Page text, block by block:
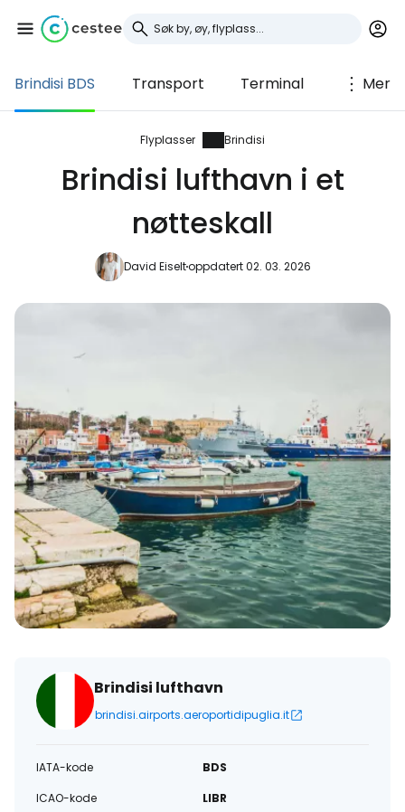
Brindisi BDS Transport Terminal Mer
Flyplasser Brindisi
Brindisi lufthavn i et
nøtteskall
David Eiseltoppdatert 02. 03. 2026
Brindisi lufthavn
brindisi.airports.aeroportidipuglia.it
IATA-kode
BDS
ICAO-kode
LIBR
Logg inn på Cestee
... det verdensomspennende
reisefellesskapet
Fortsett med Google